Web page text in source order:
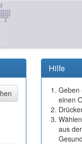
Hilfe
Geben
einen
aus